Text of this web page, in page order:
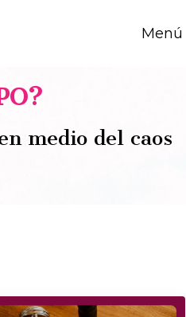
Menú
medio del caos